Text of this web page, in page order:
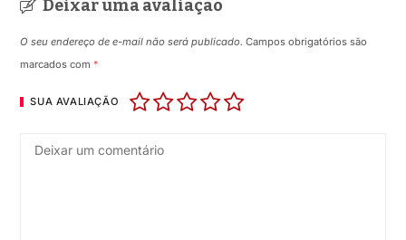
Deixar uma avaliação
O seu endereço de e-mail não será publicado. Campos obrigatórios são
marcados com*
SUA AVALIAÇÃO